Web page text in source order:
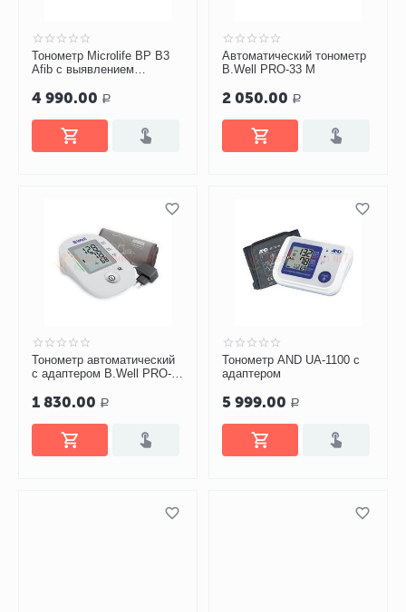
Тонометр Microlife BP B3
Afib с выявлением
манжета M-L
4 990.00 Р
Автоматический тонометр
B.Well PRO-33 М
2 050.00 Р
Тонометр автоматический
с адаптером B.Well PRO-
1 830.00 Р
Тонометр AND UA-1100 с
адаптером
5 999.00 Р